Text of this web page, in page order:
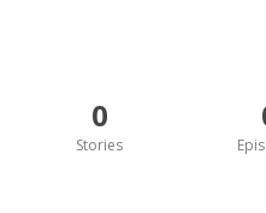
0
Stories